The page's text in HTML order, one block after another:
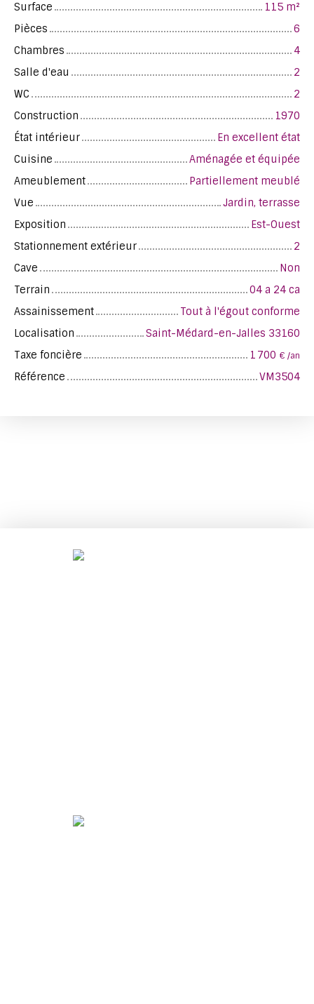
Surface
115 m²
Pièces
6
Chambres
4
Salle d'eau
2
WC
2
Construction
1970
État intérieur
En excellent état
Cuisine
Aménagée et équipée
Ameublement
Partiellement meublé
Vue
Jardin, terrasse
Exposition
Est-Ouest
Stationnement extérieur
2
Cave
Non
Terrain
04 a 24 ca
Assainissement
Tout à l'égout conforme
Localisation
Saint-Médard-en-Jalles 33160
Taxe foncière
1 700 € /an
Référence VM3504